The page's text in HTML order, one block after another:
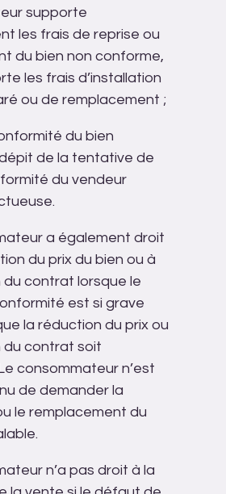
supporte
les frais de reprise ou
du bien non conforme,
les frais d’installation
ou de remplacement ;
du bien
de la tentative de
du vendeur
a également droit
du prix du bien ou à
du contrat lorsque le
est si grave
la réduction du prix ou
du contrat soit
consommateur n’est
de demander la
le remplacement du
n’a pas droit à la